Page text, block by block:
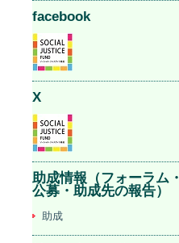
facebook
X
助成情報（フォーラム・
公募・助成先の報告）
助成